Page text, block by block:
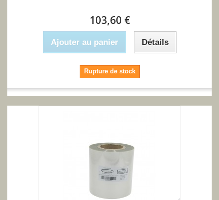
103,60 €
Ajouter au panier Détails
Rupture de stock